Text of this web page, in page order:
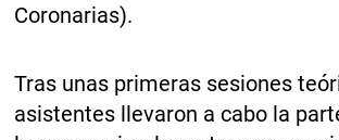
Coronarias).
Tras unas primeras sesiones
asistentes llevaron a cabo la